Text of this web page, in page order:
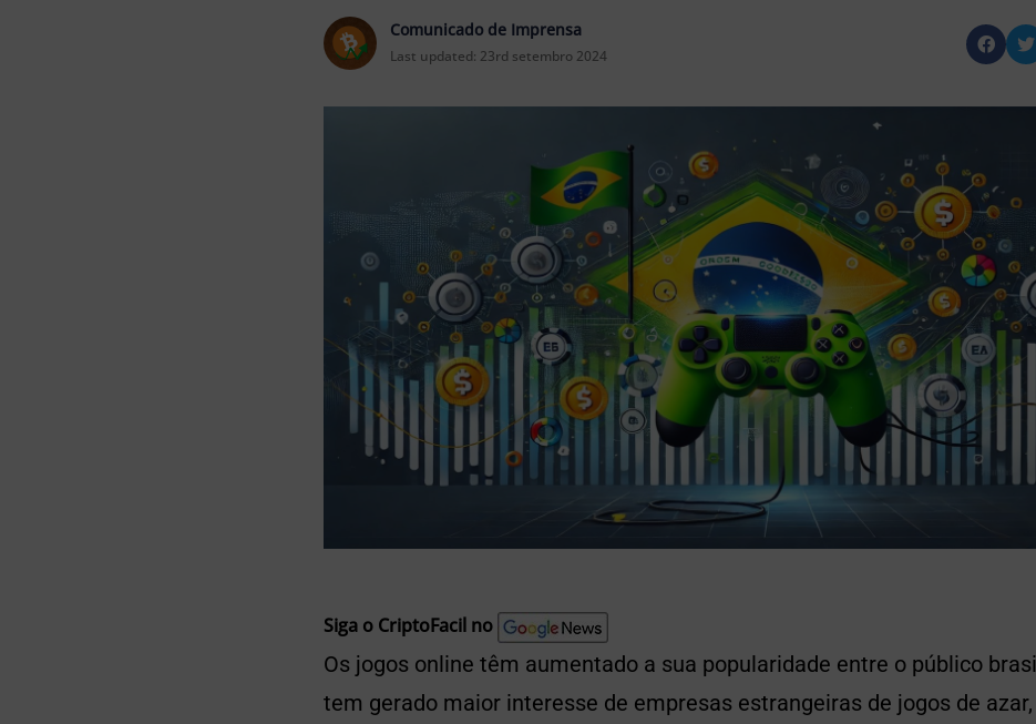
Comunicado de Imprensa
Last updated: 23rd setembro 2024
Siga o CriptoFacil no
Os jogos online têm aumentado a sua popularidade entre o público
tem gerado maior interesse de empresas estrangeiras de jogos de